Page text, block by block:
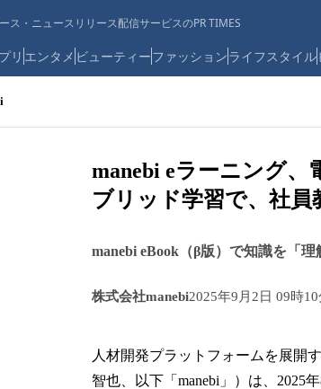
ス・ニュースリリース配信サービスのPR TIMES
リ エンタメ ビューティーファッションライフスタイル
manebi eラーニング、
ブリッド学習で、社員
manebi eBook（β版）で知識を「理
株式会社manebi2025年9月2日 09時10
人材開発プラットフォームを展開
智也、以下「manebi」）は、2025